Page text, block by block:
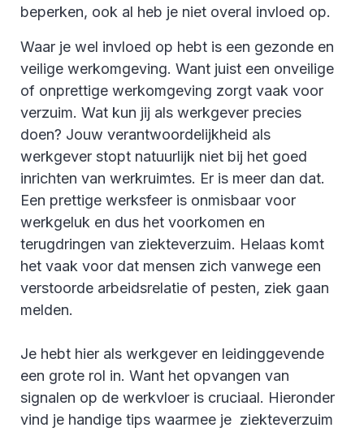
beperken, ook al heb je niet overal invloed op.
Waar je wel invloed op hebt is een gezonde en
veilige werkomgeving. Want juist een onveilige
of onprettige werkomgeving zorgt vaak voor
verzuim. Wat kun jij als werkgever precies
doen? Jouw verantwoordelijkheid als
werkgever stopt natuurlijk niet bij het goed
inrichten van werkruimtes. Er is meer dan dat.
Een prettige werksfeer is onmisbaar voor
werkgeluk en dus het voorkomen en
terugdringen van ziekteverzuim. Helaas komt
het vaak voor dat mensen zich vanwege een
verstoorde arbeidsrelatie of pesten, ziek gaan
melden.
Je hebt hier als werkgever en leidinggevende
een grote rol in. Want het opvangen van
signalen op de werkvloer is cruciaal. Hieronder
vind je handige tips waarmee je ziekteverzuim